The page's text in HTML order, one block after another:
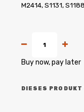
M2414, S1131, S1188
Buy now, pay later
DIESES